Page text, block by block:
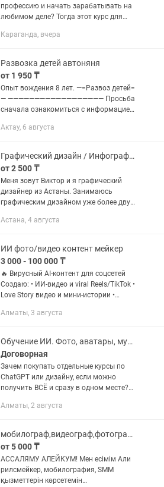
профессию и начать зарабатывать на
любимом деле? Тогда этот курс для
Выполнять комбинированный
Караганда, вчера
Развозка детей автоняня
от 1 950 ₸
Опыт вождения 8 лет. —=Развоз детей=
— —————————————————— Просьба
сначала ознакомиться с информацией
указаны здесь. Пишите, пожалуйста,
Актау, 6 августа
Графический дизайн / Инфографика / Оформление / Обработка / Ретушь
от 2 500 ₸
Меня зовут Виктор и я графический
дизайнер из Астаны. Занимаюсь
графическим дизайном уже более двух
же хорошие отзывы от заказчиков.
Астана, 4 августа
ИИ фото/видео контент мейкер
3 000 - 100 000 ₸
🔥 Вирусный AI-контент для соцсетей
Создаю: • ИИ-видео и viral Reels/TikTok •
Love Story видео и мини-истории •
Оживление фотографий • AI-арты и
Алматы, 3 августа
Обучение ИИ. Фото, аватары, мультики, текста, промты.
Договорная
Зачем покупать отдельные курсы по
ChatGPT или дизайну, если можно
получить ВСЁ и сразу в одном месте?
платформе, где вместо теории вы
Алматы, 2 августа
мобилограф,видеограф,фотограф,смм,обучение,курс,алматы
от 5 000 ₸
АССАЛЯМУ АЛЕЙКУМ! Мен есімім Али
рилсмейкер, мобилография, SMM
қызметтерін көрсетемін